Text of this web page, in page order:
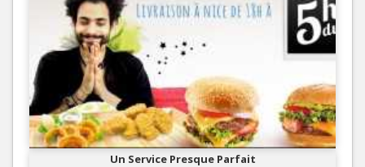
Un Service Presque Parfait